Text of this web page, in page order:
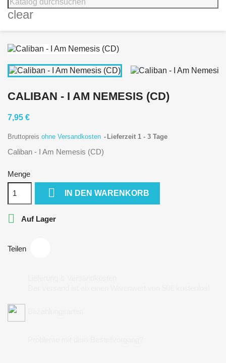
clear
CALIBAN - I AM NEMESIS (CD)
7,95 €
Bruttopreis ohne Versandkosten Lieferzeit 1 - 3 Tage
Caliban - I Am Nemesis (CD)
Menge
 IN DEN WARENKORB
 Auf Lager
Teilen